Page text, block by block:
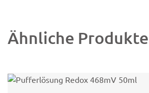
Ähnliche Produkte